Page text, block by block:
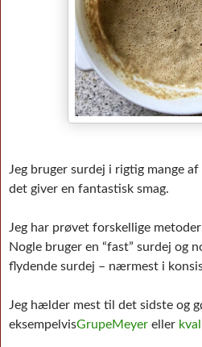
Jeg bruger surdej i rigtig mange
det giver en fantastisk smag.
Jeg har prøvet forskellige
Nogle bruger en “fast” surdej og
flydende surdej – nærmest i
Jeg hælder mest til det sidste og
eksempelvisGrupeMeyer eller